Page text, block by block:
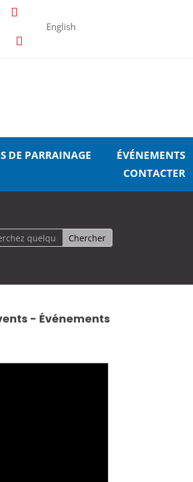
English
DE PARRAINAGE
ÉVÉNEMENTS
CONTACTER
- Événements